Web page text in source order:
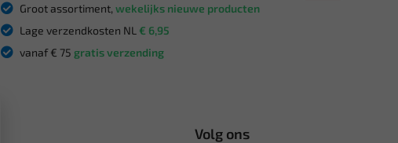
Groot assortiment, wekelijks nieuwe producten
Lage verzendkosten NL € 6,95
vanaf € 75 gratis verzending
Volg ons